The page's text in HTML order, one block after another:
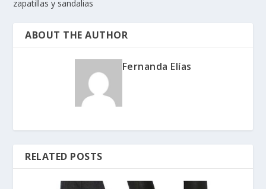
zapatillas y sandalias
ABOUT THE AUTHOR
Fernanda Elías
RELATED POSTS